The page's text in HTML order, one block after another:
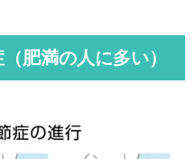
肥満の人に多い）